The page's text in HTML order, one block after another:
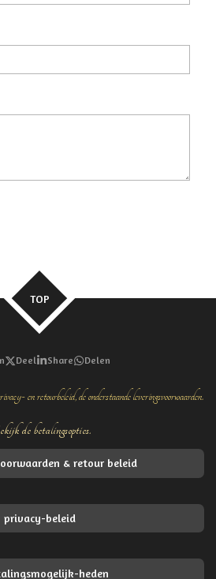
TOP
Deel Share Delen
en retourbeleid, de onderstaande leveringsvoorwaarden.
de betalingsopties.
& retour beleid
privacy-beleid
heden